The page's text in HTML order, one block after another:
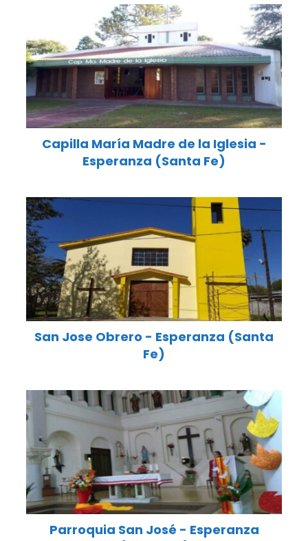
Capilla María Madre de la Iglesia -
Esperanza (Santa Fe)
San Jose Obrero - Esperanza (Santa
Fe)
Parroquia San José - Esperanza